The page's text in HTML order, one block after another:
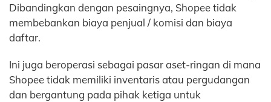
Dibandingkan dengan pesaingnya, Shopee tidak
membebankan biaya penjual / komisi dan biaya
daftar.
Ini juga beroperasi sebagai pasar aset-ringan di mana
Shopee tidak memiliki inventaris atau pergudangan
dan bergantung pada pihak ketiga untuk